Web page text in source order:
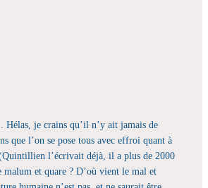
je crains qu’il n’y ait jamais de
que l’on se pose tous avec effroi quant à
l’écrivait déjà, il a plus de 2000
malum et quare ? D’où vient le mal et